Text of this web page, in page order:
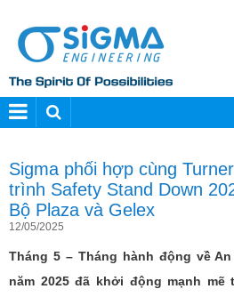
Sigma phối hợp cùng
trình Safety Stand Down
Bộ Plaza và Gelex
12/05/2025
Tháng 5 – Tháng hành động về
năm 2025 đã khởi động mạnh